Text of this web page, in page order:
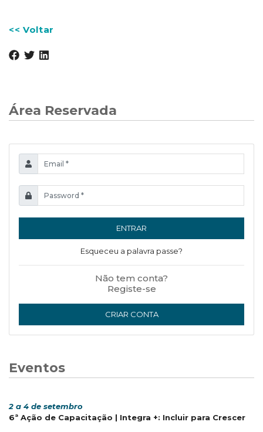
<< Voltar
Área Reservada
ENTRAR
Esqueceu a palavra passe?
Não tem conta?
Registe-se
CRIAR CONTA
Eventos
2 a 4 de setembro
6ª Ação de Capacitação | Integra +: Incluir para Crescer